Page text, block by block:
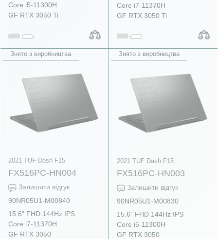
Core i5-11300H
GF RTX 3050 Ti
Core i7-11370H
GF RTX 3050 Ti
Знято з виробництва
2021 TUF Dash F15
FX516PC-HN004
Залишити відгук
90NR05U1-M00840
15.6" FHD 144Hz IPS
Core i7-11370H
GF RTX 3050
Знято з виробництва
2021 TUF Dash F15
FX516PC-HN003
Залишити відгук
90NR05U1-M00830
15.6" FHD 144Hz IPS
Core i5-11300H
GF RTX 3050